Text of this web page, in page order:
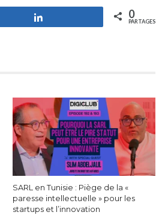
0
PARTAGES
SARL en Tunisie : Piège de la «
paresse intellectuelle » pour les
startups et l’innovation